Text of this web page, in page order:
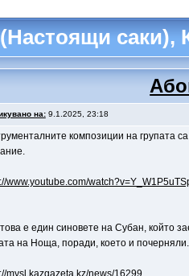
саки),
на:9.1.2025, 23:18
композиции на групата
www.youtube.com/
е един синовете на Субан, който
на Ноща, поради, което и почерняли.
mysl.kazgazeta.kz/news/16299